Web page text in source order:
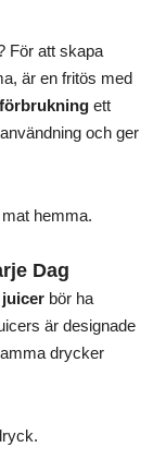
För att skapa
är en fritös med
ett
och ger
hemma.
Dag
juicer bör ha
är designade
drycker